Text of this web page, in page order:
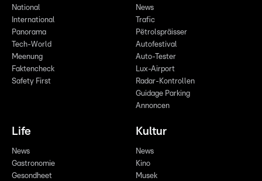
National
International
Panorama
Tech-World
Meenung
Faktencheck
Safety First
News
Trafic
Pëtrolspräisser
Autofestival
Auto-Tester
Lux-Airport
Radar-Kontrollen
Guidage Parking
Annoncen
Life
News
Gastronomie
Gesondheet
Kultur
News
Kino
Musek